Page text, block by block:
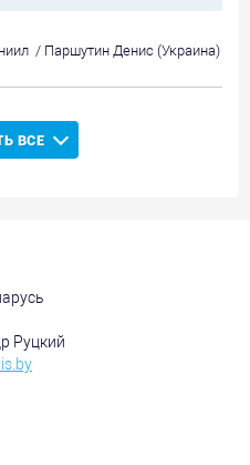
/ Паршутин Денис (Украина)
ВСЕ
Руцкий